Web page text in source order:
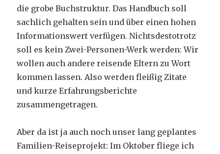
die grobe Buchstruktur. Das Handbuch soll
sachlich gehalten sein und über einen hohen
Informationswert verfügen. Nichtsdestotrotz
soll es kein Zwei-Personen-Werk werden: Wir
wollen auch andere reisende Eltern zu Wort
kommen lassen. Also werden fleißig Zitate
und kurze Erfahrungsberichte
zusammengetragen.
Aber da ist ja auch noch unser lang geplantes
Familien-Reiseprojekt: Im Oktober fliege ich